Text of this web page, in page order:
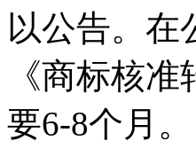
以公告。在
《商标核
要6-8个月。